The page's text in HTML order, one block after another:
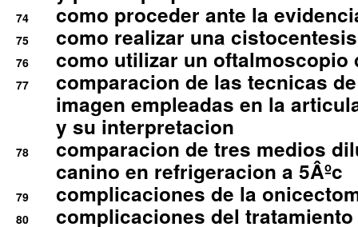
74 como proceder ante la
75 como realizar una
76 como utilizar un oftalmoscopio
77
comparacion de las tecnicas
imagen empleadas en la
y su interpretacion
78
comparacion de tres medios
canino en refrigeracion a 5Âºc
79 complicaciones de la
80
complicaciones del